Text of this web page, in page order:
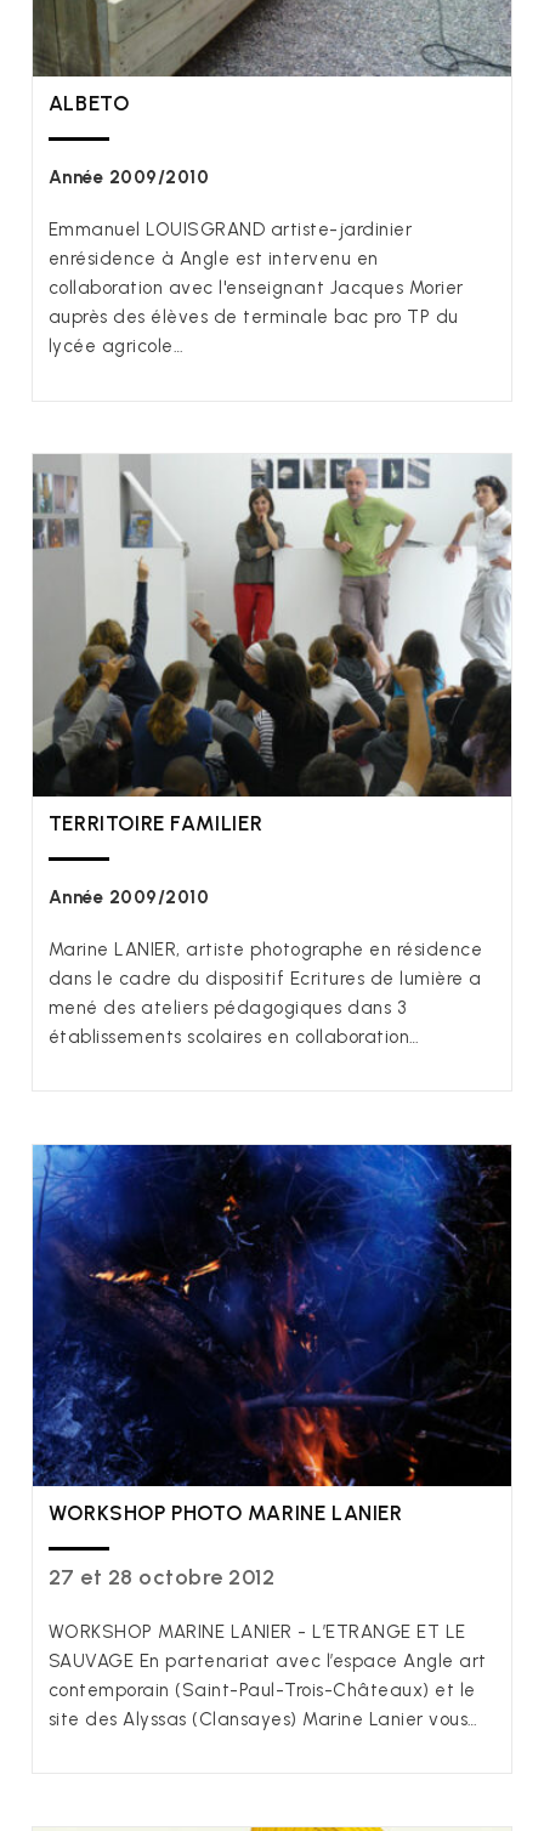
ALBETO
Année 2009/2010
Emmanuel LOUISGRAND artiste-jardinier
enrésidence à Angle est intervenu en
collaboration avec l'enseignant Jacques Morier
auprès des élèves de terminale bac pro TP du
lycée agricole…
TERRITOIRE FAMILIER
Année 2009/2010
Marine LANIER, artiste photographe en résidence
dans le cadre du dispositif Ecritures de lumière a
mené des ateliers pédagogiques dans 3
établissements scolaires en collaboration…
WORKSHOP PHOTO MARINE LANIER
27 et 28 octobre 2012
WORKSHOP MARINE LANIER - L’ETRANGE ET LE
SAUVAGE En partenariat avec l’espace Angle art
contemporain (Saint-Paul-Trois-Châteaux) et le
site des Alyssas (Clansayes) Marine Lanier vous…